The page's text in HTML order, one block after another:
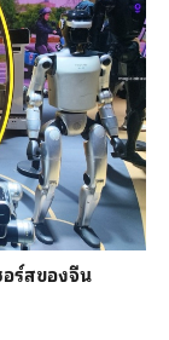
ร์สของจีน